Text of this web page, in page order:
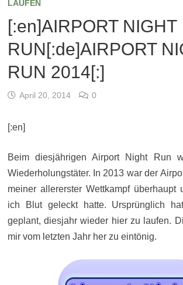
LAUFEN
[:en]AIRPORT NIGHT
RUN[:de]AIRPORT
RUN 2014[:]
April 20, 2014 0
[:en]
Beim diesjährigen Airport Night Run
Wiederholungstäter. In 2013 war der
meiner allererster Wettkampf überhaupt
ich Blut geleckt hatte. Ursprünglich
geplant, diesjahr wieder hier zu laufen.
mir vom letzten Jahr her zu eintönig.